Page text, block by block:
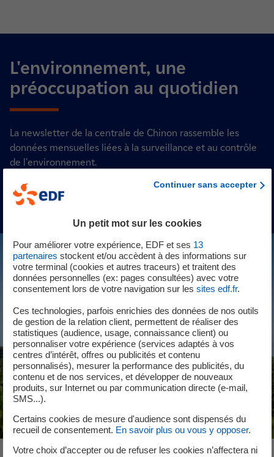
L'environnement, une
préoccupation au quotidien
La newsletter de la centrale de Chinon rassemble les
données mensuelles liées à la surveillance et au contrôle
de l'environnement.
Télécharger la newsletter
Continuer sans accepter
Un petit mot sur les cookies
Pour améliorer votre expérience, EDF et ses 13
partenaires stockent et/ou accèdent à des informations sur
votre terminal (cookies et autres traceurs) et traitent des
données personnelles (ex: pages consultées) avec votre
consentement lors de votre navigation sur les sites edf.fr.
Ces technologies, parfois enrichies des données de nos outils
de gestion de la relation client, permettent de réaliser des
statistiques (audience, usage, connaissance client) ou
personnaliser votre expérience (services adaptés à vos
centres d’intérêt, offres ou publicités et contenu
personnalisés), mesurer la performance des publicités, du
contenu et de nos services, et développer de nouveaux
produits, sur Internet ou par communication directe (e-mail,
SMS...).
Certains cookies de mesure d'audience sont dispensés du
recueil de consentement. En savoir plus ou vous y opposer.
Votre choix d’accepter ou de refuser les cookies n’affectera ni